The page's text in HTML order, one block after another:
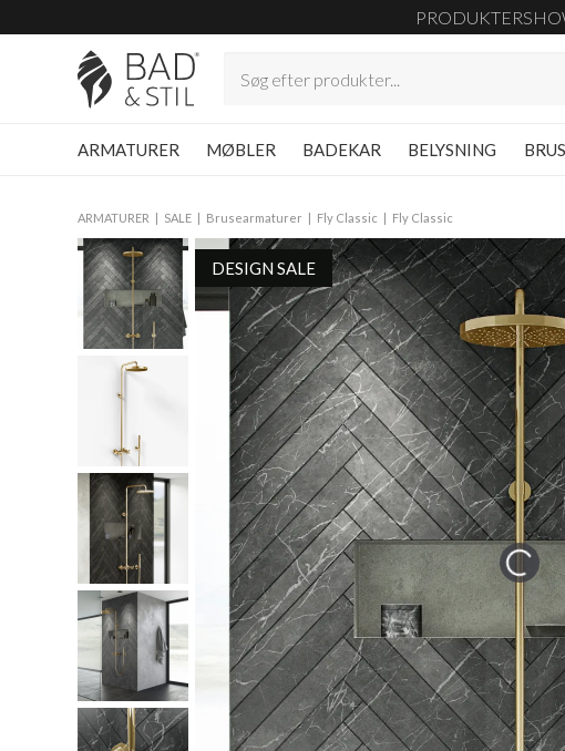
PRODUKTER
ARMATURER MØBLER BADEKAR BELYSNING BRUS
ARMATURER SALE Brusearmaturer Fly Classic Fly Classic
DESIGN SALE